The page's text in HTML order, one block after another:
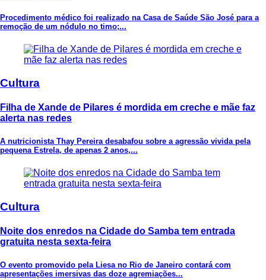
Procedimento médico foi realizado na Casa de Saúde São José para a
remoção de um nódulo no timo;...
Cultura
Filha de Xande de Pilares é mordida em creche e mãe faz
alerta nas redes
A nutricionista Thay Pereira desabafou sobre a agressão vivida pela
pequena Estrela, de apenas 2 anos,...
Cultura
Noite dos enredos na Cidade do Samba tem entrada
gratuita nesta sexta-feira
O evento promovido pela Liesa no Rio de Janeiro contará com
apresentações imersivas das doze agremiações...